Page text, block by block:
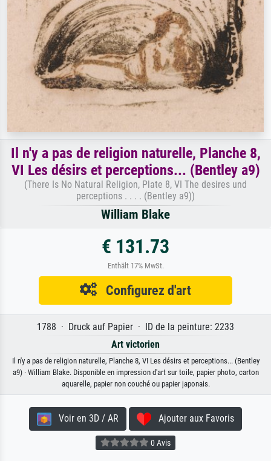
Il n'y a pas de religion naturelle, Planche 8,
VI Les désirs et perceptions... (Bentley a9)
(There Is No Natural Religion, Plate 8, VI The desires und
perceptions . . . . (Bentley a9))
William Blake
€ 131.73
Enthält 17% MwSt.
Configurez d'art
1788 · Druck auf Papier · ID de la peinture: 2233
Art victorien
Il n'y a pas de religion naturelle, Planche 8, VI Les désirs et perceptions... (Bentley
a9) · William Blake. Disponible en impression d'art sur toile, papier photo, carton
aquarelle, papier non couché ou papier japonais.
Voir en 3D / AR Ajouter aux Favoris
0 Avis